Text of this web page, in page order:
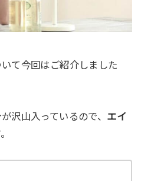
て今回はご紹介しました
沢山入っているので、 エイ